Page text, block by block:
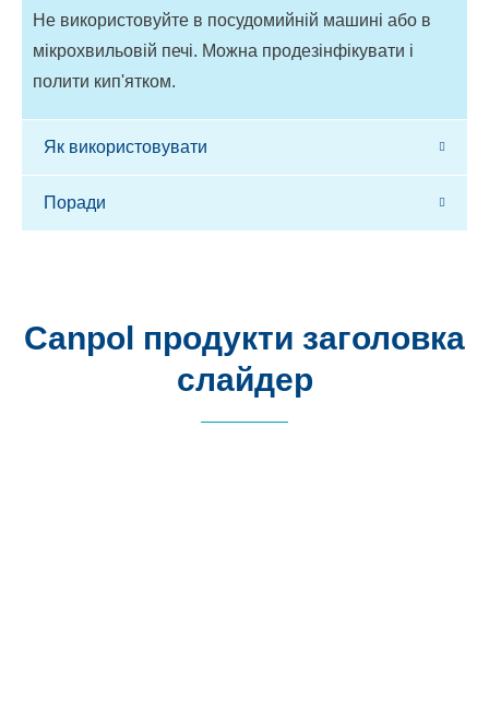
Не використовуйте в посудомийній машині або в
мікрохвильовій печі. Можна продезінфікувати і
полити кип'ятком.
Як використовувати
Поради
Canpol продукти заголовка
слайдер